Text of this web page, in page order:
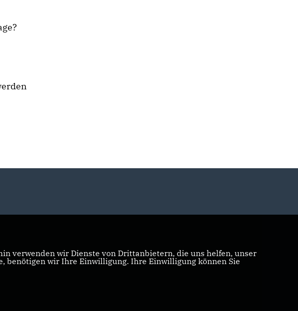
verwenden wir Dienste von Drittanbietern, die uns helfen, unser
benötigen wir Ihre Einwilligung. Ihre Einwilligung können Sie